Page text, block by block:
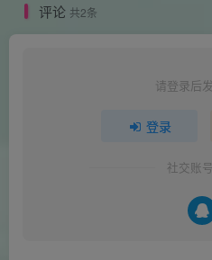
评论 共2条
请登录后
登录
社交账